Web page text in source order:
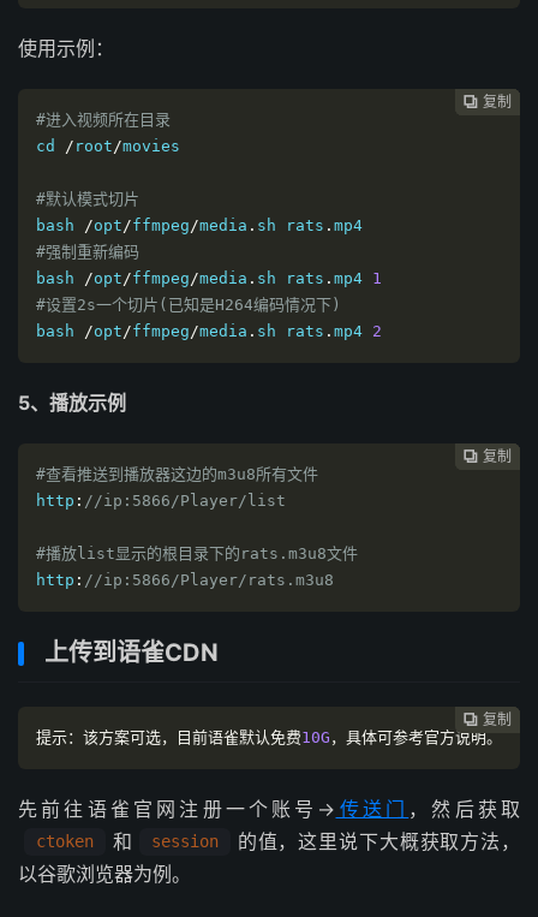
使用示例：
 复制
 复制
 复制
 复制
 复制
#进入视频所在目录
cd / root/
#默认模式切片
bash /opt/ffmpeg/media . sh rats .
#强制重新编码
bash /opt/ffmpeg/media . sh rats . mp4 1
#设置2s一个切片(已知是H264编码情况下)
bash /opt/ffmpeg/media . sh rats . mp4 2
5、播放示例
 复制
 复制
 复制
 复制
#查看推送到播放器这边的m3u8所有文件
http : //ip:5866/Player/list
#播放list显示的根目录下的rats.m3u8文件
http : //ip:5866/Player/rats.m3u8
上传到语雀CDN
 复制
 复制
 复制
提示：该方案可选，目前语雀默认免费10G ，具体可参考官方说明。
先前往语雀官网注册一个账号→ 传送门 ，然后获取
ctoken 和 session
的值，这里说下大概获取方法，
以谷歌浏览器为例。